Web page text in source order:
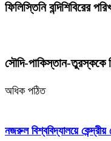
ফিলিস্তিনি বন্দিশিবিরের
সৌদি-পাকিস্তান-তুরস্ককে
অধিক পঠিত
নজরুল বিশ্ববিদ্যালয়ে